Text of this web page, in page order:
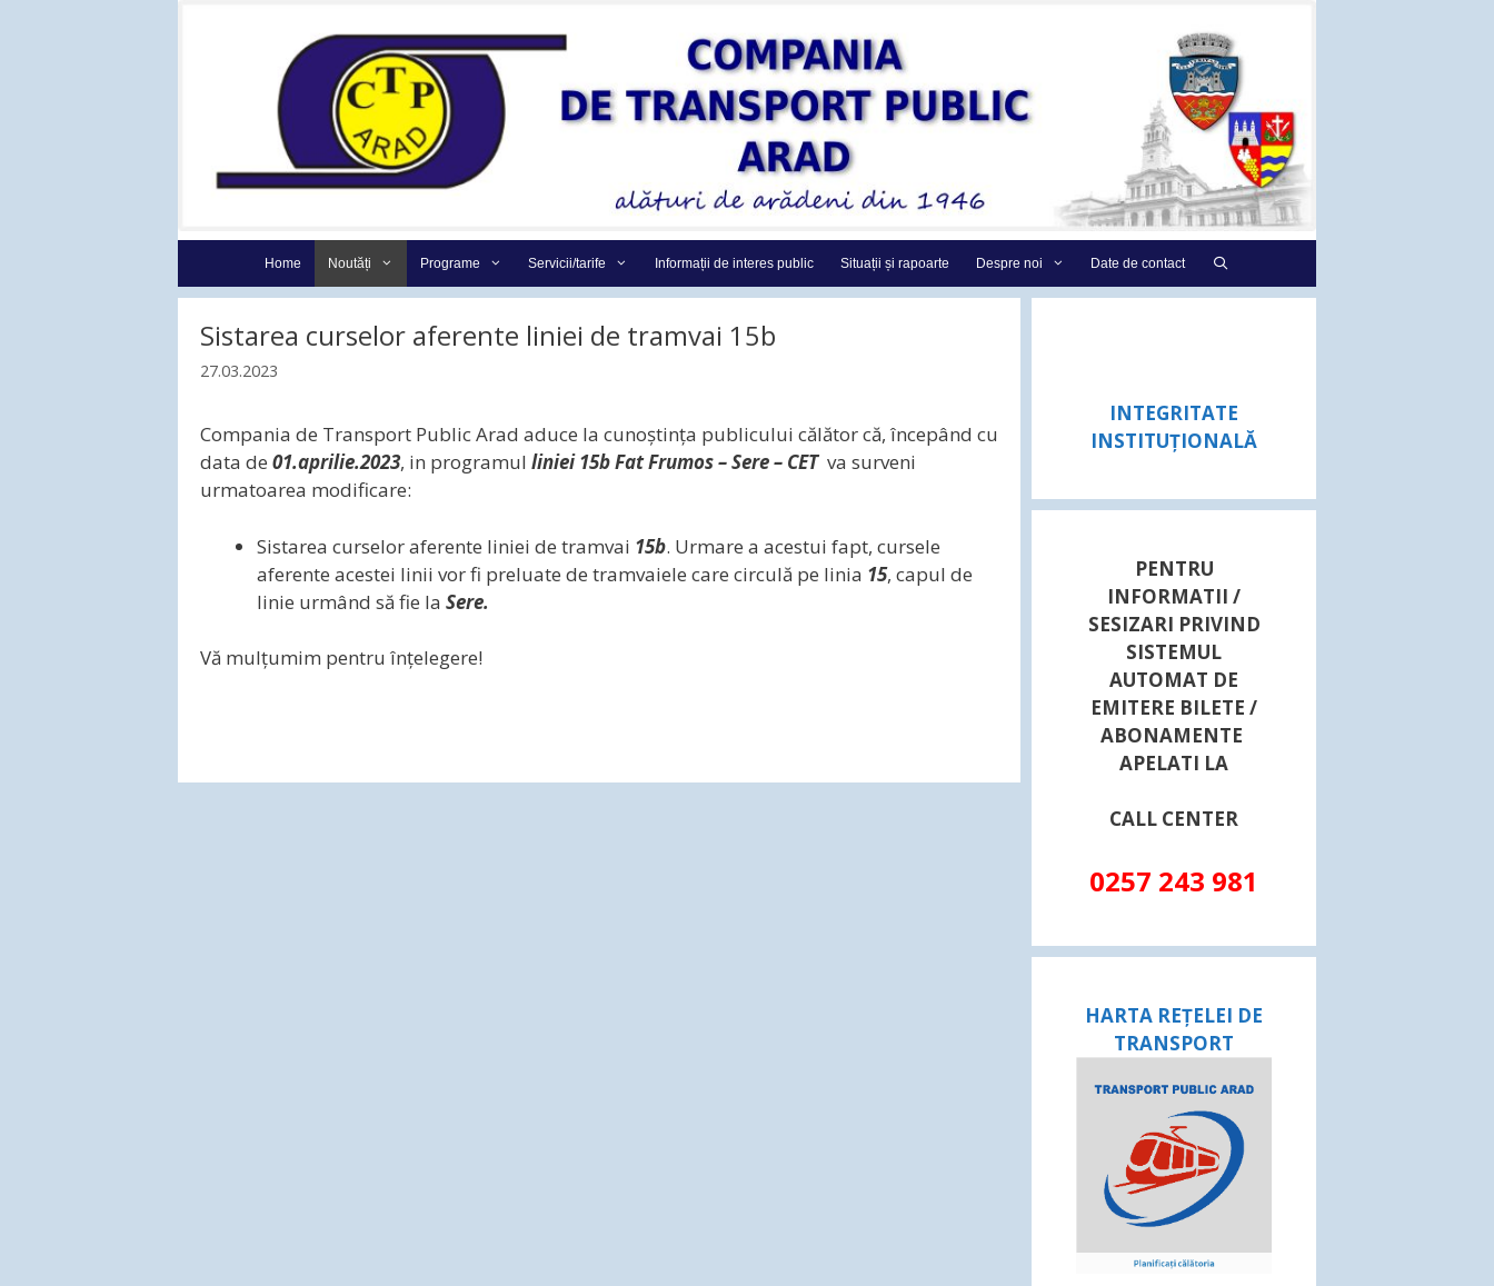
Home Noutăți Programe Servicii/tarife Informații de interes public Situații și rapoarte Despre noi Date de contact
Sistarea curselor aferente liniei de tramvai 15b
27.03.2023
Compania de Transport Public Arad aduce la cunoștința publicului călător că, începând cu
data de 01.aprilie.2023, in programul liniei 15bFat Frumos – Sere – CETva surveni
urmatoarea modificare:
Sistarea curselor aferente liniei de tramvai 15b. Urmare a acestui fapt, cursele
aferente acestei linii vor fi preluate de tramvaiele care circulă pe linia 15, capul de
linie urmând să fie la Sere.
Vă mulțumim pentru înțelegere!
INTEGRITATE
INSTITUȚIONALĂ
PENTRU
INFORMATII /
SESIZARI PRIVIND
SISTEMUL
AUTOMAT DE
EMITERE BILETE /
ABONAMENTE
APELATI LA
CALL CENTER
0257 243 981
HARTA REȚELEI DE
TRANSPORT